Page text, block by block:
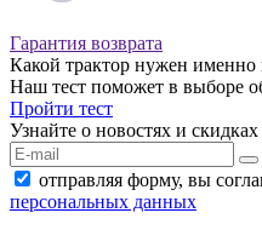
Гарантия возврата
Какой трактор нужен именно
Наш тест поможет в выборе
Пройти тест
Узнайте о новостях и
отправляя форму, вы
персональных данных